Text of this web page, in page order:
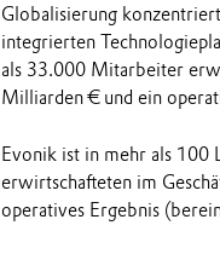
Globalisierung
integrierten
als 33.000 Mitarbeiter
Milliarden € und ein
Evonik ist in mehr als
erwirtschafteten im
operatives Ergebnis